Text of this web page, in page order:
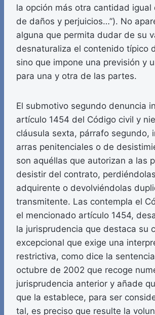
la opción más otra cantidad igual
de daños y perjuicios…”). No
alguna que permita dudar de su
desnaturaliza el contenido típico
sino que impone una previsión y
para una y otra de las partes.
El submotivo segundo denuncia
artículo 1454 del Código civil y
cláusula sexta, párrafo segundo,
arras penitenciales o de
son aquéllas que autorizan a las
desistir del contrato,
adquirente o devolviéndolas
transmitente. Las contempla el
el mencionado artículo 1454,
la jurisprudencia que destaca su
excepcional que exige una
restrictiva, como dice la
octubre de 2002 que recoge
jurisprudencia anterior y añade
que la establece, para ser
tal, es preciso que resulte la